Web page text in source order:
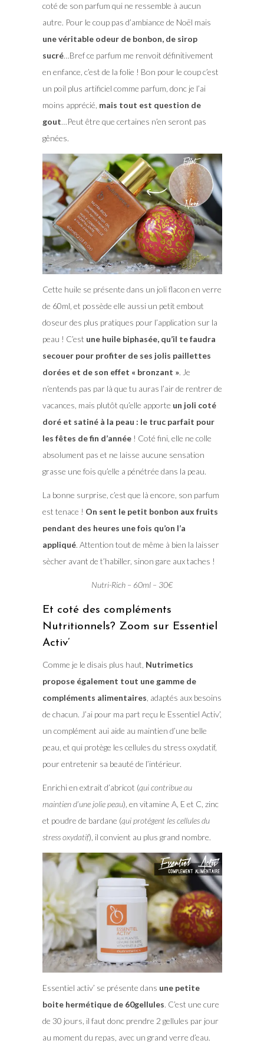
coté de son parfum qui ne ressemble à aucun
autre. Pour le coup pas d’ambiance de Noël mais
une véritable odeur de bonbon, de sirop
sucré…Bref ce parfum me renvoit définitivement
en enfance, c’est de la folie ! Bon pour le coup c’est
un poil plus artificiel comme parfum, donc je l’ai
moins apprécié, mais tout est question de
gout…Peut être que certaines n’en seront pas
gênées.
Cette huile se présente dans un joli flacon en verre
de 60ml, et possède elle aussi un petit embout
doseur des plus pratiques pour l’application sur la
peau ! C’est une huile biphasée, qu’il te faudra
secouer pour profiter de ses jolis paillettes
dorées et de son effet « bronzant ». Je
n’entends pas par là que tu auras l’air de rentrer de
vacances, mais plutôt qu’elle apporte un joli coté
doré et satiné à la peau : le truc parfait pour
les fêtes de fin d’année ! Coté fini, elle ne colle
absolument pas et ne laisse aucune sensation
grasse une fois qu’elle a pénétrée dans la peau.
La bonne surprise, c’est que là encore, son parfum
est tenace ! On sent le petit bonbon aux fruits
pendant des heures une fois qu’on l’a
appliqué. Attention tout de même à bien la laisser
sècher avant de t’habiller, sinon gare aux taches !
Nutri-Rich – 60ml – 30€
Et coté des compléments
Nutritionnels? Zoom sur Essentiel
Activ’
Comme je le disais plus haut, Nutrimetics
propose également tout une gamme de
compléments alimentaires , adaptés aux besoins
de chacun. J’ai pour ma part reçu le Essentiel Activ’,
un complément aui aide au maintien d’une belle
peau, et qui protège les cellules du stress oxydatif,
pour entretenir sa beauté de l’intérieur.
Enrichi en extrait d’abricot (qui contribue au
maintien d’une jolie peau), en vitamine A, E et C, zinc
et poudre de bardane (qui protégent les cellules du
stress oxydatif), il convient au plus grand nombre.
Essentiel activ’ se présente dans une petite
boite hermétique de 60gellules. C’est une cure
de 30 jours, il faut donc prendre 2 gellules par jour
au moment du repas, avec un grand verre d’eau.